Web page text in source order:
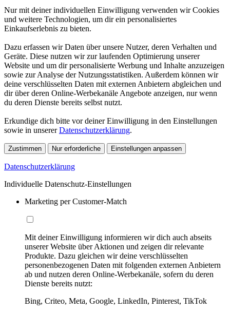
Nur mit deiner individuellen Einwilligung verwenden wir Cookies
und weitere Technologien, um dir ein personalisiertes
Einkaufserlebnis zu bieten.
Dazu erfassen wir Daten über unsere Nutzer, deren Verhalten und
Geräte. Diese nutzen wir zur laufenden Optimierung unserer
Website und um dir personalisierte Werbung und Inhalte anzuzeigen
sowie zur Analyse der Nutzungsstatistiken. Außerdem können wir
deine verschlüsselten Daten mit externen Anbietern abgleichen und
dir über deren Online-Werbekanäle Angebote anzeigen, nur wenn
du deren Dienste bereits selbst nutzt.
Erkundige dich bitte vor deiner Einwilligung in den Einstellungen
sowie in unsererDatenschutzerklärung.
Zustimmen Nur erforderliche Einstellungen anpassen
Datenschutzerklärung
Individuelle Datenschutz-Einstellungen
Marketing per Customer-Match
Mit deiner Einwilligung informieren wir dich auch abseits
unserer Website über Aktionen und zeigen dir relevante
Produkte. Dazu gleichen wir deine verschlüsselten
personenbezogenen Daten mit folgenden externen Anbietern
ab und nutzen deren Online-Werbekanäle, sofern du deren
Dienste bereits nutzt:
Bing, Criteo, Meta, Google, LinkedIn, Pinterest, TikTok